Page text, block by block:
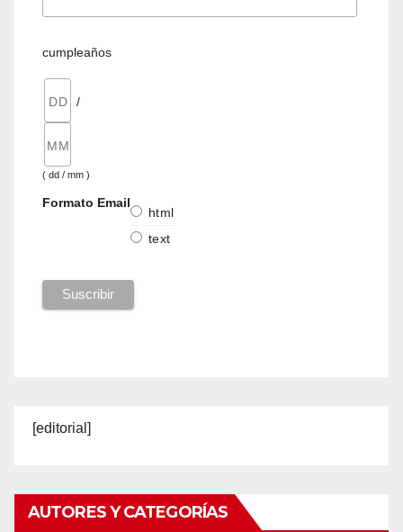
cumpleaños
/
( dd / mm )
Formato Email
html
text
[editorial]
AUTORES Y CATEGORÍAS